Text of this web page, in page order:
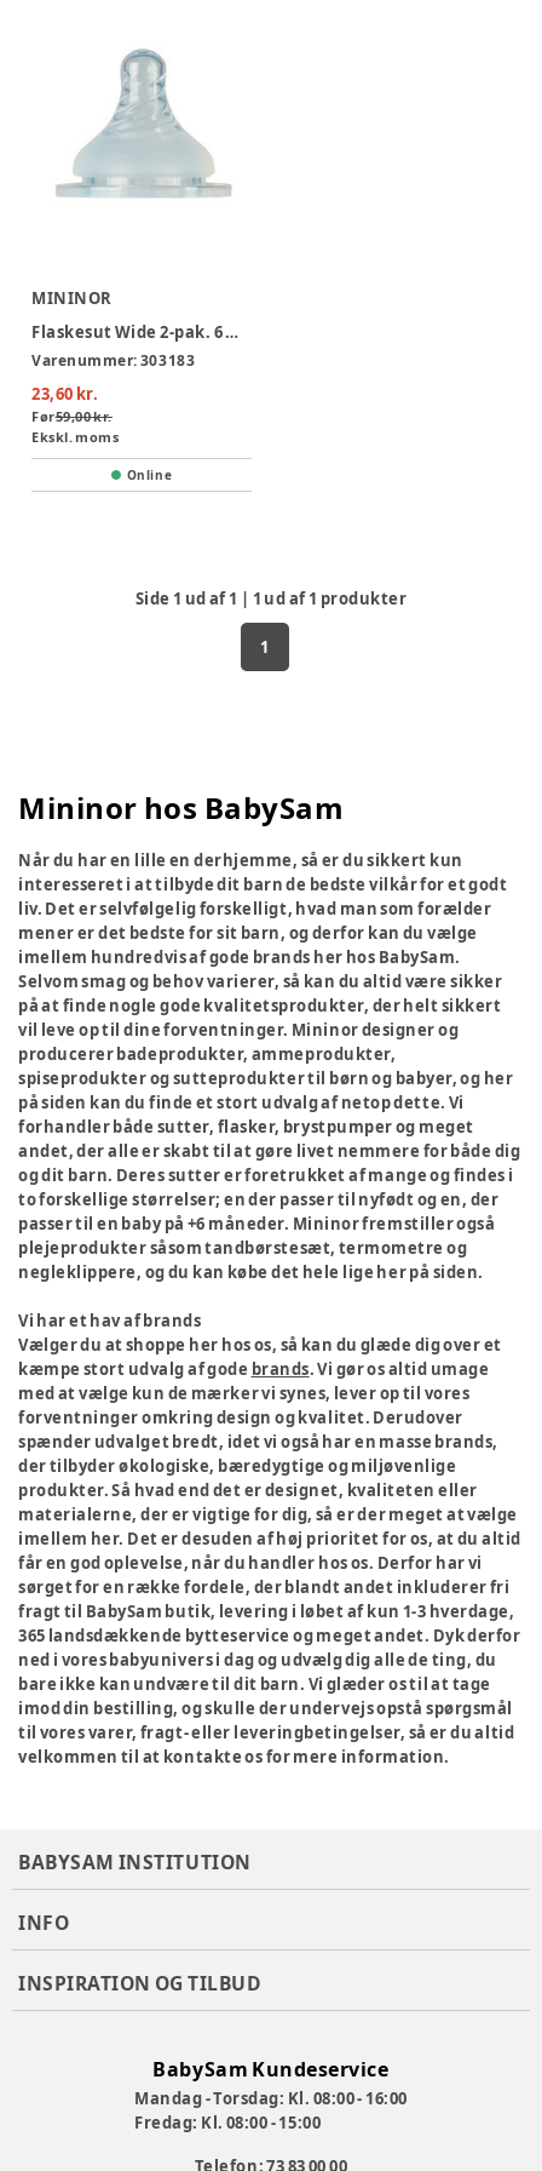
MININOR
Flaskesut Wide 2-pak. 6 mdr.+
Varenummer:303183
23,60 kr.
Før59,00 kr.
Ekskl. moms
Online
Side 1 ud af1 1 ud af1 produkter
1
Mininor hos BabySam
Når du har en lille en derhjemme, så er du sikkert kun
interesseret i at tilbyde dit barn de bedste vilkår for et godt
liv. Det er selvfølgelig forskelligt, hvad man som forælder
mener er det bedste for sit barn, og derfor kan du vælge
imellem hundredvis af gode brands her hos BabySam.
Selvom smag og behov varierer, så kan du altid være sikker
på at finde nogle gode kvalitetsprodukter, der helt sikkert
vil leve op til dine forventninger. Mininor designer og
producerer badeprodukter, ammeprodukter,
spiseprodukter og sutteprodukter til børn og babyer, og her
på siden kan du finde et stort udvalg af netop dette. Vi
forhandler både sutter, flasker, brystpumper og meget
andet, der alle er skabt til at gøre livet nemmere for både dig
og dit barn. Deres sutter er foretrukket af mange og findes i
to forskellige størrelser; en der passer til nyfødt og en, der
passer til en baby på +6 måneder. Mininor fremstiller også
plejeprodukter såsom tandbørstesæt, termometre og
negleklippere, og du kan købe det hele lige her på siden.
Vi har et hav af brands
Vælger du at shoppe her hos os, så kan du glæde dig over et
kæmpe stort udvalg af gode brands. Vi gør os altid umage
med at vælge kun de mærker vi synes, lever op til vores
forventninger omkring design og kvalitet. Derudover
spænder udvalget bredt, idet vi også har en masse brands,
der tilbyder økologiske, bæredygtige og miljøvenlige
produkter. Så hvad end det er designet, kvaliteten eller
materialerne, der er vigtige for dig, så er der meget at vælge
imellem her. Det er desuden af høj prioritet for os, at du altid
får en god oplevelse, når du handler hos os. Derfor har vi
sørget for en række fordele, der blandt andet inkluderer fri
fragt til BabySam butik, levering i løbet af kun 1-3 hverdage,
365 landsdækkende bytteservice og meget andet. Dyk derfor
ned i vores babyunivers i dag og udvælg dig alle de ting, du
bare ikke kan undvære til dit barn. Vi glæder os til at tage
imod din bestilling, og skulle der undervejs opstå spørgsmål
til vores varer, fragt- eller leveringbetingelser, så er du altid
velkommen til at kontakte os for mere information.
BABYSAM INSTITUTION
INFO
INSPIRATION OG TILBUD
BabySam Kundeservice
Mandag - Torsdag: Kl. 08:00 - 16:00
Fredag: Kl. 08:00 - 15:00